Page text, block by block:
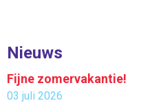
Nieuws
Fijne zomervakantie!
03 juli 2026